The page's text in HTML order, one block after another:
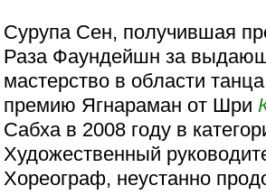
Сурупа Сен, получившая
Раза Фаундейшн за
мастерство в области
премию Ягнараман от Шри
Сабха в 2008 году в
Художественный
Хореограф, неустанно